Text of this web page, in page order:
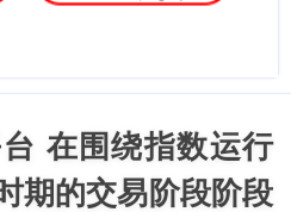
在围绕指数运行
期的交易阶段阶段